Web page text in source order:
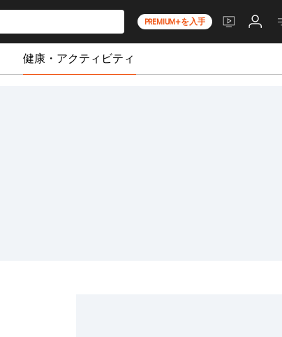
PREMIUM+を入手
健康・アクティビティ